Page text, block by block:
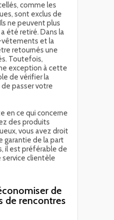
comme les
sont exclus de
ne peuvent plus
été retiré. Dans la
vêtements et la
retournés une
Toutefois,
exception à cette
de vérifier la
passer votre
en ce qui concerne
des produits
vous avez droit
garantie de la part
il est préférable de
clientèle
de
de rencontres